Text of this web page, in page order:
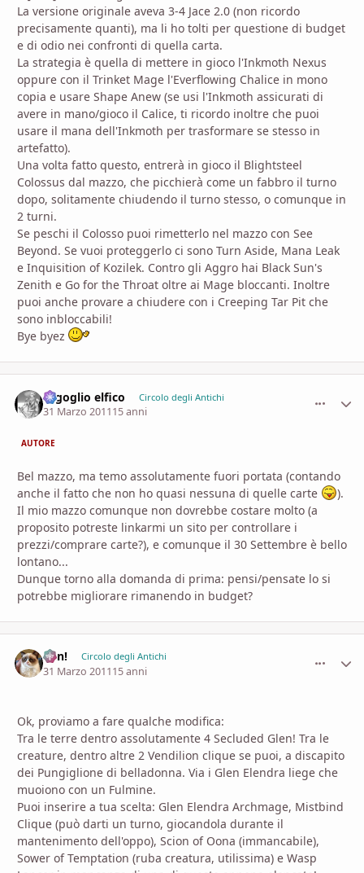
La versione originale aveva 3-4 Jace 2.0 (non ricordo
precisamente quanti), ma li ho tolti per questione di budget
e di odio nei confronti di quella carta.
La strategia è quella di mettere in gioco l'Inkmoth Nexus
oppure con il Trinket Mage l'Everflowing Chalice in mono
copia e usare Shape Anew (se usi l'Inkmoth assicurati di
avere in mano/gioco il Calice, ti ricordo inoltre che puoi
usare il mana dell'Inkmoth per trasformare se stesso in
artefatto).
Una volta fatto questo, entrerà in gioco il Blightsteel
Colossus dal mazzo, che picchierà come un fabbro il turno
dopo, solitamente chiudendo il turno stesso, o comunque in
2 turni.
Se peschi il Colosso puoi rimetterlo nel mazzo con See
Beyond. Se vuoi proteggerlo ci sono Turn Aside, Mana Leak
e Inquisition of Kozilek. Contro gli Aggro hai Black Sun's
Zenith e Go for the Throat oltre ai Mage bloccanti. Inoltre
puoi anche provare a chiudere con i Creeping Tar Pit che
sono inbloccabili!
Bye byez
orgoglio elfico Circolo degli Antichi
31 Marzo 201115 anni
AUTORE
Bel mazzo, ma temo assolutamente fuori portata (contando
anche il fatto che non ho quasi nessuna di quelle carte
).
Il mio mazzo comunque non dovrebbe costare molto (a
proposito potreste linkarmi un sito per controllare i
prezzi/comprare carte?), e comunque il 30 Settembre è bello
lontano...
Dunque torno alla domanda di prima: pensi/pensate lo si
potrebbe migliorare rimanendo in budget?
Ren! Circolo degli Antichi
31 Marzo 201115 anni
Ok, proviamo a fare qualche modifica:
Tra le terre dentro assolutamente 4 Secluded Glen! Tra le
creature, dentro altre 2 Vendilion clique se puoi, a discapito
dei Pungiglione di belladonna. Via i Glen Elendra liege che
muoiono con un Fulmine.
Puoi inserire a tua scelta: Glen Elendra Archmage, Mistbind
Clique (può darti un turno, giocandola durante il
mantenimento dell'oppo), Scion of Oona (immancabile),
Sower of Temptation (ruba creatura, utilissima) e Wasp